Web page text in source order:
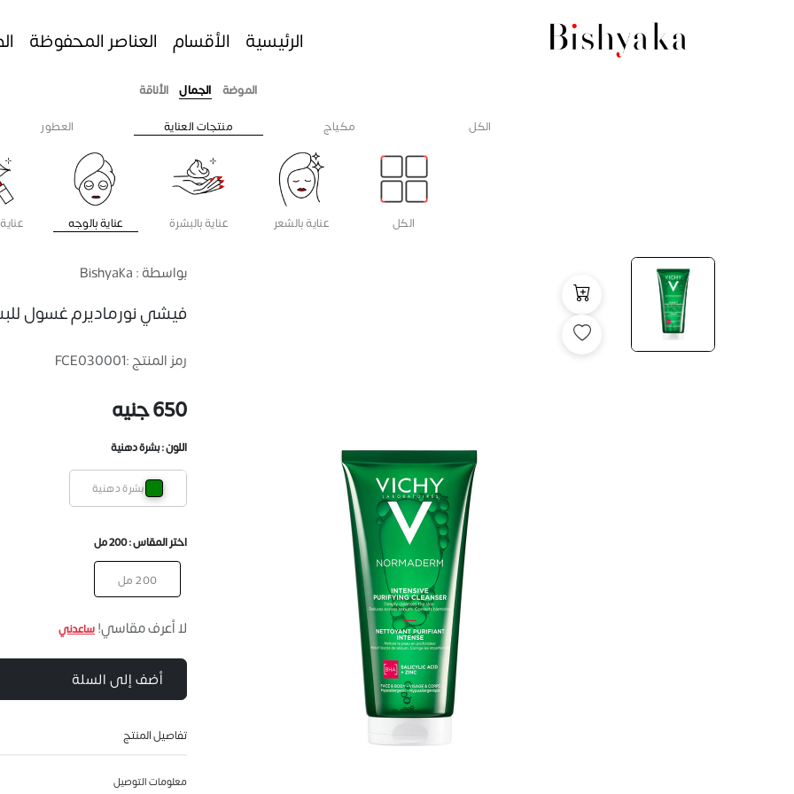
الرئيسية الأقسام العناصر المحفوظة
الموضة الجمال الأناقة
الكل
مكياج منتجات العناية العطور
الكل عناية بالشعر عناية بالبشرة عناية بالوجه
بواسطة : Bishyaka
فيشي نورماديرم غسول للبشرة
رمز المنتج :FCE030001
650 جنيه
اللون :بشرة دهنية
بشرة دهنية
اختر المقاس :200 مل
200 مل
لا أعرف مقاسي!ساعدني
أضف إلى السلة
تفاصيل المنتج
معلومات التوصيل